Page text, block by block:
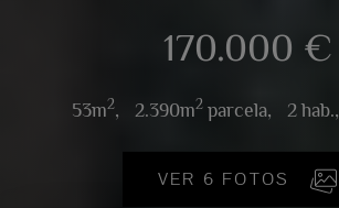
170.000 €
53m2, 2.390m2parcela, 2 hab.,
VER 6 FOTOS